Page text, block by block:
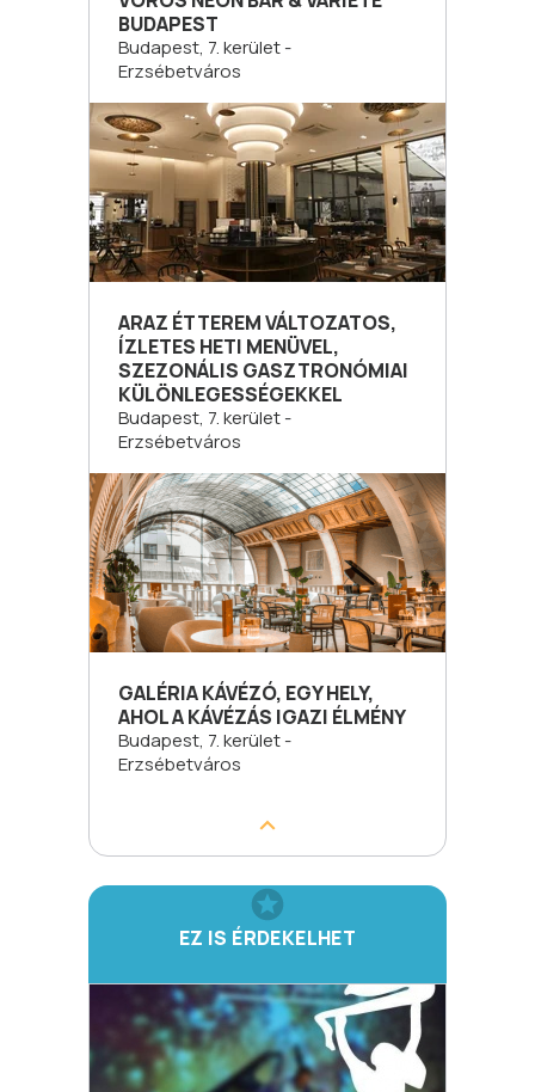
BUDAPEST
Budapest, 7. kerület -
Erzsébetváros
ARAZ ÉTTEREM VÁLTOZATOS,
ÍZLETES HETI MENÜVEL,
SZEZONÁLIS GASZTRONÓMIAI
KÜLÖNLEGESSÉGEKKEL
Budapest, 7. kerület -
Erzsébetváros
GALÉRIA KÁVÉZÓ, EGY HELY,
AHOL A KÁVÉZÁS IGAZI ÉLMÉNY
Budapest, 7. kerület -
Erzsébetváros
EZ IS ÉRDEKELHET